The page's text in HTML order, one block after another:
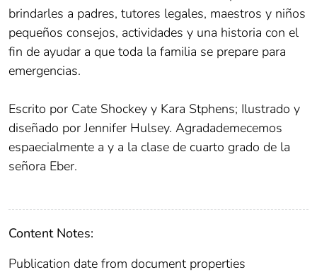
brindarles a padres, tutores legales, maestros y niños
pequeños consejos, actividades y una historia con el
fin de ayudar a que toda la familia se prepare para
emergencias.
Escrito por Cate Shockey y Kara Stphens; Ilustrado y
diseñado por Jennifer Hulsey. Agradademecemos
espaecialmente a y a la clase de cuarto grado de la
señora Eber.
Content Notes:
Publication date from document properties